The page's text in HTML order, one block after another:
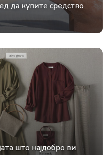
да купите средство
што најдобро ви